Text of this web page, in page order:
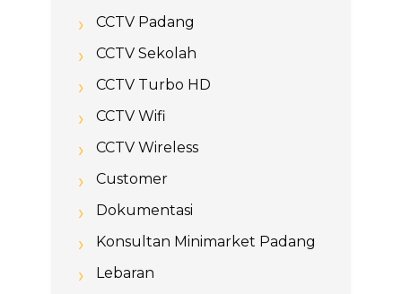
CCTV Padang
CCTV Sekolah
CCTV Turbo HD
CCTV Wifi
CCTV Wireless
Customer
Dokumentasi
Konsultan Minimarket Padang
Lebaran